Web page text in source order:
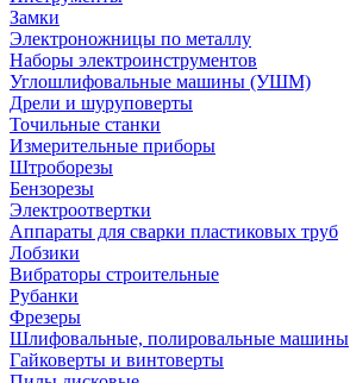
Замки
Электроножницы по металлу
Наборы электроинструментов
Углошлифовальные машины (УШМ)
Дрели и шуруповерты
Точильные станки
Измерительные приборы
Штроборезы
Бензорезы
Электроотвертки
Аппараты для сварки пластиковых труб
Лобзики
Вибраторы строительные
Рубанки
Фрезеры
Шлифовальные, полировальные машины
Гайковерты и винтоверты